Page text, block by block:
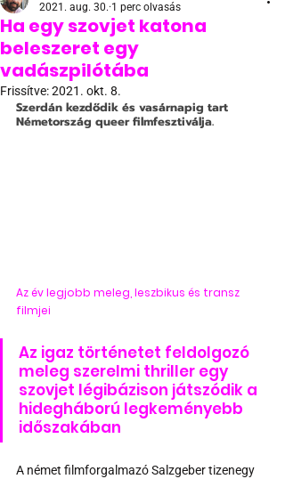
Ha egy szovjet katona
beleszeret egy
vadászpilótába
2021. aug. 30. 1 perc olvasás
Frissítve:2021. okt. 8.
Szerdán kezdődik és vasárnapig tart
Németország queer filmfesztiválja.
Az év legjobb meleg, leszbikus és transz
filmjei
Az igaz történetet feldolgozó
meleg szerelmi thriller egy
szovjet légibázison játszódik a
hidegháború legkeményebb
időszakában
A német filmforgalmazó Salzgeber tizenegy